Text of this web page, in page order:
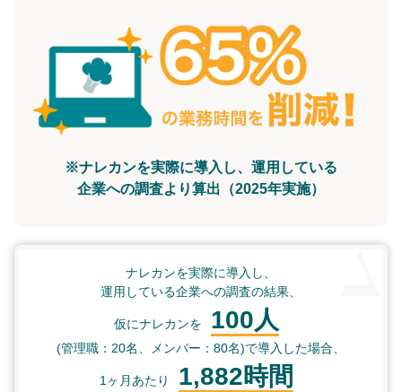
※ナレカンを実際に導入し、運用している
企業への調査より算出（2025年実施）
ナレカンを実際に導入し、
運用している企業への調査の結果、
仮にナレカンを 100人
(管理職：20名、メンバー：80名)で導入した場合、
1ヶ月あたり 1,882時間